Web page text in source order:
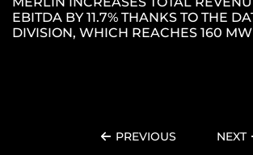
EBITDA BY 11.7% THANKS TO THE
DIVISION, WHICH REACHES 160
PREVIOUS NEXT